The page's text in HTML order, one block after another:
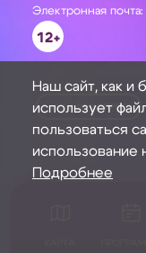
Электронная
12+
ЗАДАТЬ ВОПРОС
Наш сайт, как и
использует
пользоваться
использование
Подробнее